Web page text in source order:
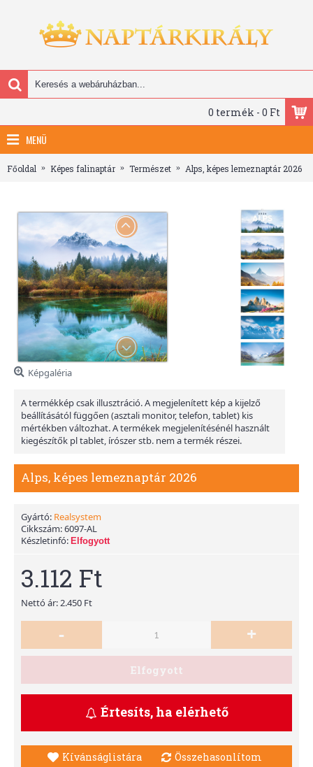
0 termék - 0 Ft
MENÜ
Főoldal Képes falinaptár Természet Alps, képes lemeznaptár 2026
Képgaléria
A termékkép csak illusztráció. A megjelenített kép a kijelző
beállításától függően (asztali monitor, telefon, tablet) kis
mértékben változhat. A termékek megjelenítésénél használt
kiegészítők pl tablet, írószer stb. nem a termék részei.
Alps, képes lemeznaptár 2026
Gyártó: Realsystem
Cikkszám:6097-AL
Készletinfó: Elfogyott
3.112 Ft
Nettó ár: 2.450 Ft
- +
Elfogyott
Értesíts, ha elérhető
Kívánságlistára Összehasonlítom